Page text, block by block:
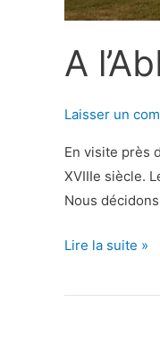
A
Laisser un
En visite près
XVIIIe siècle.
Nous
A
de
Lire la suite »